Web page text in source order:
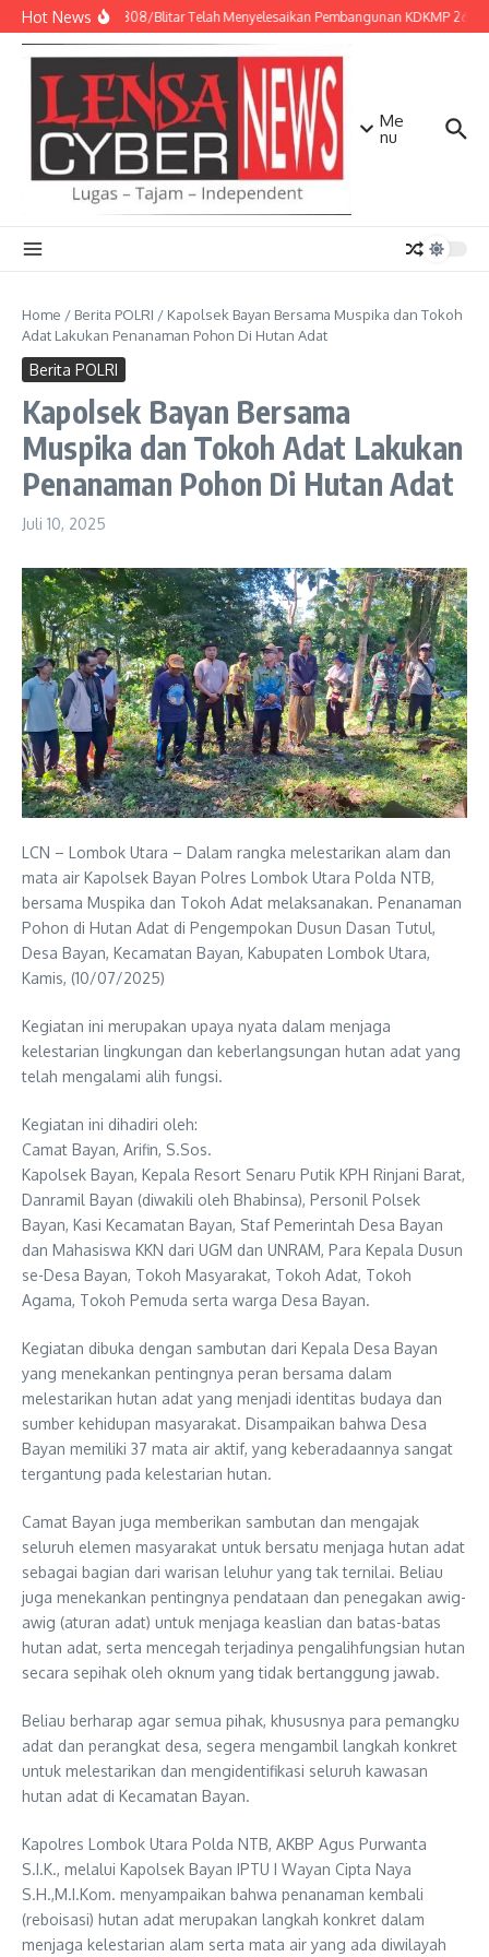
Lewati ke konten
Hot NewsKodim 0808/Blitar Telah Menyelesaikan Pembangunan KDKMP 260
Me
nu
Home / Berita POLRI / Kapolsek Bayan Bersama Muspika dan Tokoh
Adat Lakukan Penanaman Pohon Di Hutan Adat
Berita POLRI
Kapolsek Bayan Bersama
Muspika dan Tokoh Adat Lakukan
Penanaman Pohon Di Hutan Adat
Juli 10, 2025
LCN – Lombok Utara – Dalam rangka melestarikan alam dan
mata air Kapolsek Bayan Polres Lombok Utara Polda NTB,
bersama Muspika dan Tokoh Adat melaksanakan. Penanaman
Pohon di Hutan Adat di Pengempokan Dusun Dasan Tutul,
Desa Bayan, Kecamatan Bayan, Kabupaten Lombok Utara,
Kamis, (10/07/2025)
Kegiatan ini merupakan upaya nyata dalam menjaga
kelestarian lingkungan dan keberlangsungan hutan adat yang
telah mengalami alih fungsi.
Kegiatan ini dihadiri oleh:
Camat Bayan, Arifin, S.Sos.
Kapolsek Bayan, Kepala Resort Senaru Putik KPH Rinjani Barat,
Danramil Bayan (diwakili oleh Bhabinsa), Personil Polsek
Bayan, Kasi Kecamatan Bayan, Staf Pemerintah Desa Bayan
dan Mahasiswa KKN dari UGM dan UNRAM, Para Kepala Dusun
se-Desa Bayan, Tokoh Masyarakat, Tokoh Adat, Tokoh
Agama, Tokoh Pemuda serta warga Desa Bayan.
Kegiatan dibuka dengan sambutan dari Kepala Desa Bayan
yang menekankan pentingnya peran bersama dalam
melestarikan hutan adat yang menjadi identitas budaya dan
sumber kehidupan masyarakat. Disampaikan bahwa Desa
Bayan memiliki 37 mata air aktif, yang keberadaannya sangat
tergantung pada kelestarian hutan.
Camat Bayan juga memberikan sambutan dan mengajak
seluruh elemen masyarakat untuk bersatu menjaga hutan adat
sebagai bagian dari warisan leluhur yang tak ternilai. Beliau
juga menekankan pentingnya pendataan dan penegakan awig-
awig (aturan adat) untuk menjaga keaslian dan batas-batas
hutan adat, serta mencegah terjadinya pengalihfungsian hutan
secara sepihak oleh oknum yang tidak bertanggung jawab.
Beliau berharap agar semua pihak, khususnya para pemangku
adat dan perangkat desa, segera mengambil langkah konkret
untuk melestarikan dan mengidentifikasi seluruh kawasan
hutan adat di Kecamatan Bayan.
Kapolres Lombok Utara Polda NTB, AKBP Agus Purwanta
S.I.K., melalui Kapolsek Bayan IPTU I Wayan Cipta Naya
S.H.,M.I.Kom. menyampaikan bahwa penanaman kembali
(reboisasi) hutan adat merupakan langkah konkret dalam
menjaga kelestarian alam serta mata air yang ada diwilayah